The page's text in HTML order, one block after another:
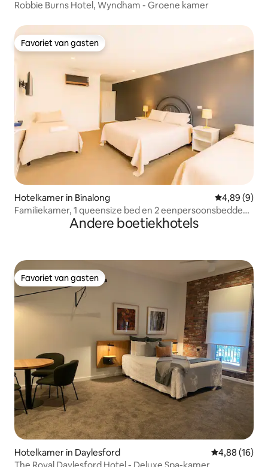
Robbie Burns Hotel, Wyndham - Groene kamer
Favoriet van gasten
Favoriet van gasten
Hotelkamer in Binalong Gemiddelde
4,89 (9)
Familiekamer, 1 queensize bed en 2 eenpersoonsbedden
(4 gasten), motelAndere boetiekhotels
Favoriet van gasten
Favoriet van gasten
Hotelkamer in Daylesford Gemiddelde
4,88 (16)
The Royal Daylesford Hotel - Deluxe Spa-kamer